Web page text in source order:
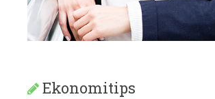
Ekonomitips